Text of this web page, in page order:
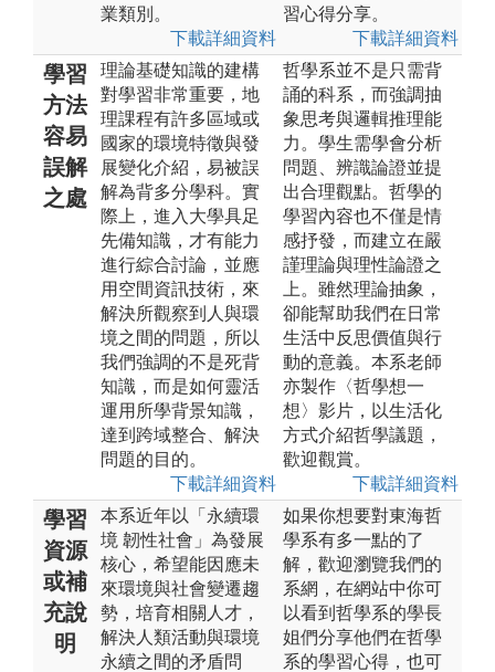
業類別。
下載詳細資料
習心得分享。
下載詳細資料
學習
方法
容易
誤解
之處
理論基礎知識的建構
對學習非常重要，地
理課程有許多區域或
國家的環境特徵與發
展變化介紹，易被誤
解為背多分學科。實
際上，進入大學具足
先備知識，才有能力
進行綜合討論，並應
用空間資訊技術，來
解決所觀察到人與環
境之間的問題，所以
我們強調的不是死背
知識，而是如何靈活
運用所學背景知識，
達到跨域整合、解決
問題的目的。
下載詳細資料
哲學系並不是只需背
誦的科系，而強調抽
象思考與邏輯推理能
力。學生需學會分析
問題、辨識論證並提
出合理觀點。哲學的
學習內容也不僅是情
感抒發，而建立在嚴
謹理論與理性論證之
上。雖然理論抽象，
卻能幫助我們在日常
生活中反思價值與行
動的意義。本系老師
亦製作〈哲學想一
想〉影片，以生活化
方式介紹哲學議題，
歡迎觀賞。
下載詳細資料
學習
資源
或補
充說
明
本系近年以「永續環
境 韌性社會」為發展
核心，希望能因應未
來環境與社會變遷趨
勢，培育相關人才，
解決人類活動與環境
永續之間的矛盾問
如果你想要對東海哲
學系有多一點的了
解，歡迎瀏覽我們的
系網，在網站中你可
以看到哲學系的學長
姐們分享他們在哲學
系的學習心得，也可